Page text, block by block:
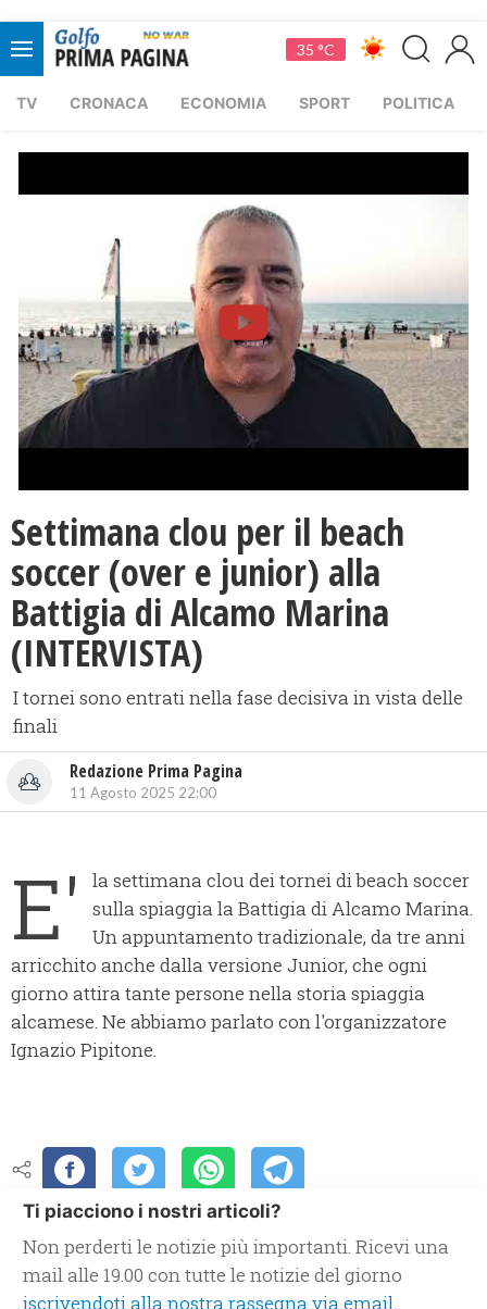
35 °C
TV CRONACA ECONOMIA SPORT POLITICA
Settimana clou per il beach
soccer (over e junior) alla
Battigia di Alcamo Marina
(INTERVISTA)
I tornei sono entrati nella fase decisiva in vista delle
finali
Redazione Prima Pagina
11 Agosto 2025 22:00
E'
la settimana clou dei tornei di beach soccer
sulla spiaggia la Battigia di Alcamo Marina.
Un appuntamento tradizionale, da tre anni
arricchito anche dalla versione Junior, che ogni
giorno attira tante persone nella storia spiaggia
alcamese. Ne abbiamo parlato con l'organizzatore
Ignazio Pipitone.
Ti piacciono i nostri articoli?
Non perderti le notizie più importanti. Ricevi una
mail alle 19.00 con tutte le notizie del giorno
iscrivendoti alla nostra rassegna via email.